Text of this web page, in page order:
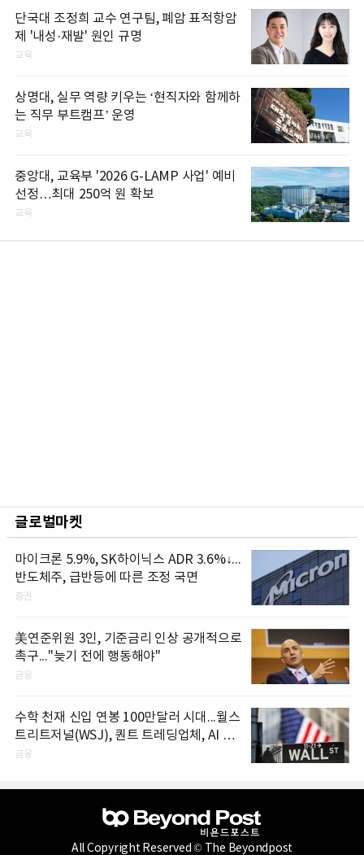
단국대 조정희 교수 연구팀, 폐암 표적항암
제 '내성·재발' 원인 규명
교육
상명대, 실무 역량 키우는 ‘현직자와 함께하
는 직무 부트캠프’ 운영
교육
중앙대, 교육부 '2026 G-LAMP 사업' 예비
선정…최대 250억 원 확보
교육
글로벌마켓
마이크론 5.9%, SK하이닉스 ADR 3.6%↓...
반도체주, 급반등에 따른 조정 국면
증권
美연준위원 3인, 기준금리 인상 공개적으로
촉구..."늦기 전에 행동해야"
금융
수학 천재 신입 연봉 100만달러 시대...월스
트리트저널(WSJ), 퀀트 트레딩업체, AI 기
업들 인재 확보 경쟁
금융
All Copyright Reserved © The Beyondpost